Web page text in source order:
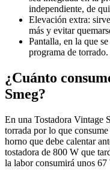
independiente, de
Elevación extra:
más y evitar
Pantalla, en la que
programa de torrado.
¿Cuánto
Smeg?
En una Tostadora Vintage
torrada por lo que
horno que debe calentar
tostadora de 800 W que
la labor consumirá unos